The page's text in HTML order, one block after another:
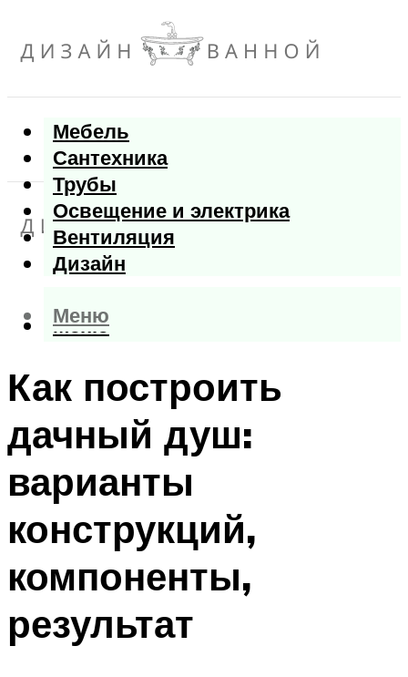
Мебель
Сантехника
Трубы
Освещение и электрика
Вентиляция
Дизайн
Меню
Меню
Как построить
дачный душ:
варианты
конструкций,
компоненты,
результат